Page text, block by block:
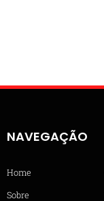
NAVEGAÇÃO
Home
Sobre